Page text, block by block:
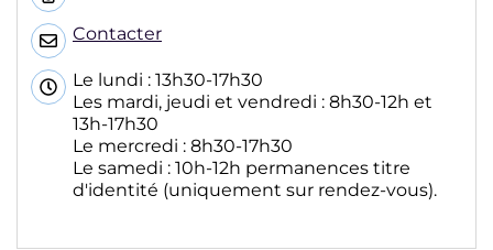
Contacter
Le lundi : 13h30-17h30
Les mardi, jeudi et vendredi : 8h30-12h et
13h-17h30
Le mercredi : 8h30-17h30
Le samedi : 10h-12h permanences titre
d'identité (uniquement sur rendez-vous).